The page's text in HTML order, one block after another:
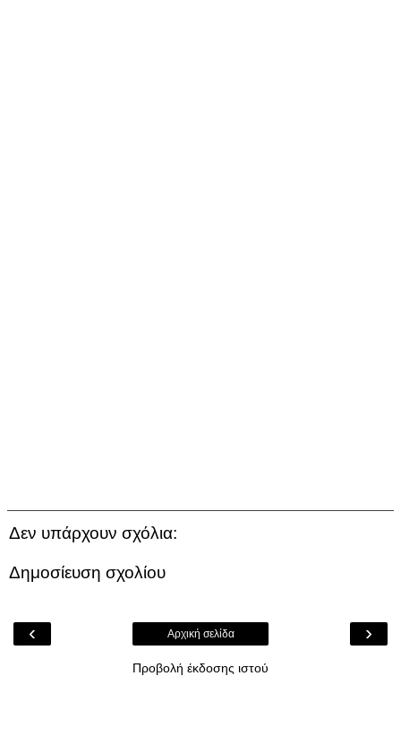
Δεν υπάρχουν σχόλια:
Δημοσίευση σχολίου
‹ ›
Αρχική σελίδα
Προβολή έκδοσης ιστού